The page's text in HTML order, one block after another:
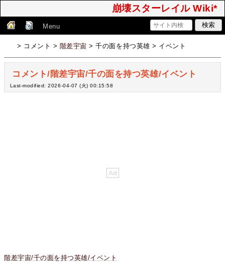
崩壊スターレイル Wiki*
Menu
> コメント > 階差宇宙 > 千の面を持つ英雄 > イベント
コメント/階差宇宙/千の面を持つ英雄/イベント
Last-modified: 2026-04-07 (火) 00:15:58
階差宇宙/千の面を持つ英雄/イベント